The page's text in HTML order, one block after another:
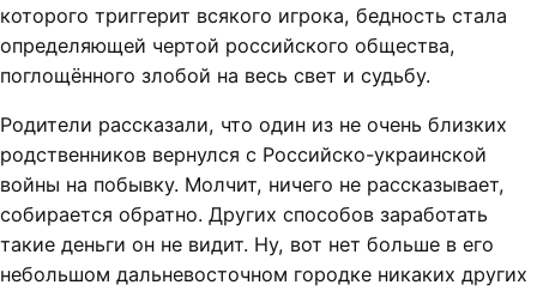
которого триггерит всякого игрока, бедность стала
определяющей чертой российского общества,
поглощённого злобой на весь свет и судьбу.
Родители рассказали, что один из не очень близких
родственников вернулся с Российско-украинской
войны на побывку. Молчит, ничего не рассказывает,
собирается обратно. Других способов заработать
такие деньги он не видит. Ну, вот нет больше в его
небольшом дальневосточном городке никаких других